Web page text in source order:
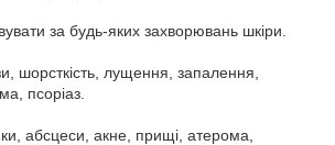
за будь-яких захворювань шкіри.
шорсткість, лущення, запалення,
псоріаз.
абсцеси, акне, прищі, атерома,